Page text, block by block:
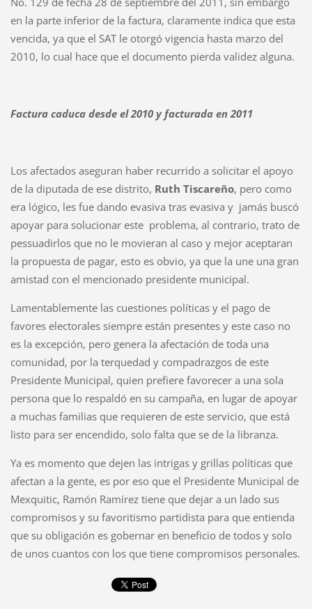
en la parte inferior de la factura, claramente indica que esta
vencida, ya que el SAT le otorgó vigencia hasta marzo del
2010, lo cual hace que el documento pierda validez alguna.
Factura caduca desde el 2010 y facturada en 2011
Los afectados aseguran haber recurrido a solicitar el apoyo
de la diputada de ese distrito, Ruth Tiscareño, pero como
era lógico, les fue dando evasiva tras evasiva y jamás buscó
apoyar para solucionar este problema, al contrario, trato de
pessuadirlos que no le movieran al caso y mejor aceptaran
la propuesta de pagar, esto es obvio, ya que la une una gran
amistad con el mencionado presidente municipal.
Lamentablemente las cuestiones políticas y el pago de
favores electorales siempre están presentes y este caso no
es la excepción, pero genera la afectación de toda una
comunidad, por la terquedad y compadrazgos de este
Presidente Municipal, quien prefiere favorecer a una sola
persona que lo respaldó en su campaña, en lugar de apoyar
a muchas familias que requieren de este servicio, que está
listo para ser encendido, solo falta que se de la libranza.
Ya es momento que dejen las intrigas y grillas políticas que
afectan a la gente, es por eso que el Presidente Municipal de
Mexquitic, Ramón Ramírez tiene que dejar a un lado sus
compromisos y su favoritismo partidista para que entienda
que su obligación es gobernar en beneficio de todos y solo
de unos cuantos con los que tiene compromisos personales.